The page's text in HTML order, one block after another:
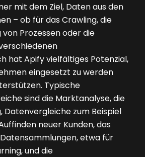
mit dem Ziel, Daten aus den
– ob für das Crawling, die
Prozessen oder die
hat Apify vielfältiges Potenzial,
eingesetzt zu werden
­Typische
sind die Marktanalyse, die
Datenvergleiche zum Beispiel
neuer Kunden, das
etwa für
und die